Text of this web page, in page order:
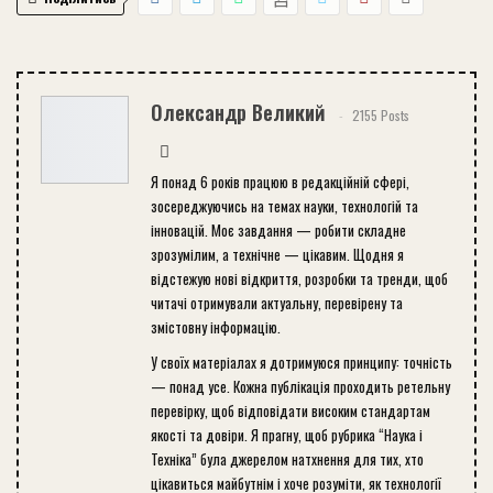
Олександр Великий 2155 Posts
Я понад 6 років працюю в редакційній сфері,
зосереджуючись на темах науки, технологій та
інновацій. Моє завдання — робити складне
зрозумілим, а технічне — цікавим. Щодня я
відстежую нові відкриття, розробки та тренди, щоб
читачі отримували актуальну, перевірену та
змістовну інформацію.
У своїх матеріалах я дотримуюся принципу: точність
— понад усе. Кожна публікація проходить ретельну
перевірку, щоб відповідати високим стандартам
якості та довіри. Я прагну, щоб рубрика “Наука і
Техніка” була джерелом натхнення для тих, хто
цікавиться майбутнім і хоче розуміти, як технології